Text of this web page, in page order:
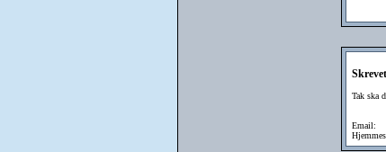
Tak ska
Email: